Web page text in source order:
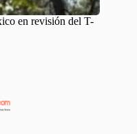
en revisión del T-